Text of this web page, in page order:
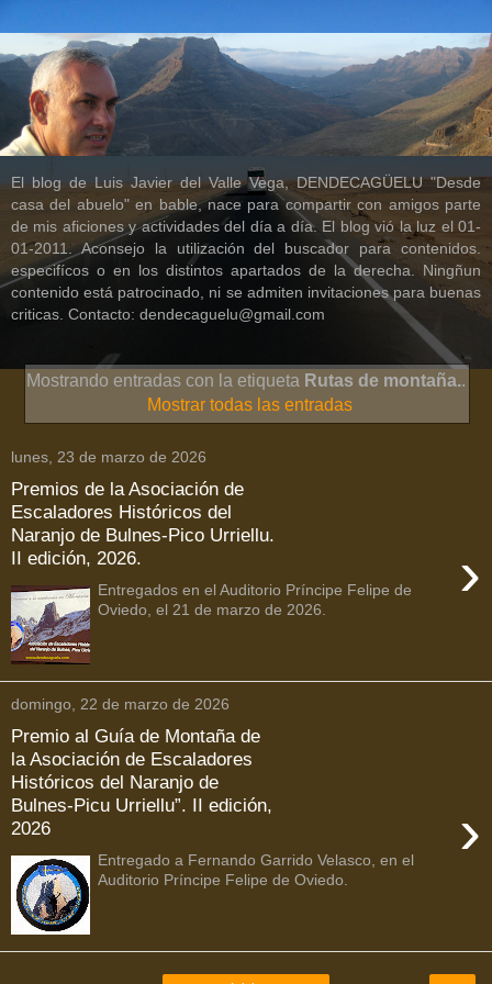
El blog de Luis Javier del Valle Vega, DENDECAGÜELU "Desde
casa del abuelo" en bable, nace para compartir con amigos parte
de mis aficiones y actividades del día a día. El blog vió la luz el 01-
01-2011. Aconsejo la utilización del buscador para contenidos.
especifícos o en los distintos apartados de la derecha. Ningñun
contenido está patrocinado, ni se admiten invitaciones para buenas
criticas. Contacto: dendecaguelu@gmail.com
Mostrando entradas con la etiqueta Rutas de montaña..
Mostrar todas las entradas
lunes, 23 de marzo de 2026
Premios de la Asociación de
Escaladores Históricos del
Naranjo de Bulnes-Pico Urriellu.
II edición, 2026.
›
Entregados en el Auditorio Príncipe Felipe de
Oviedo, el 21 de marzo de 2026.
domingo, 22 de marzo de 2026
Premio al Guía de Montaña de
la Asociación de Escaladores
Históricos del Naranjo de
Bulnes-Picu Urriellu”. II edición,
2026
›
Entregado a Fernando Garrido Velasco, en el
Auditorio Príncipe Felipe de Oviedo.